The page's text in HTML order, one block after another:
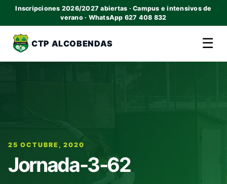
Inscripciones 2026/2027 abiertas · Campus e intensivos de
verano · WhatsApp 627 408 832
CTP ALCOBENDAS ☰
25 OCTUBRE, 2020
Jornada-3-62